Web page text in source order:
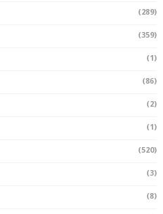
(289)
(359)
(1)
(86)
(2)
(1)
(520)
(3)
(8)